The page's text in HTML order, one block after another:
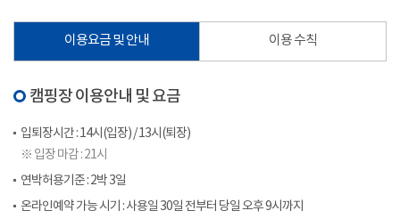
이용요금 및 안내 이용 수칙
캠핑장 이용안내 및 요금
입퇴장시간 : 14시(입장) / 13시(퇴장)
※ 입장 마감 : 21시
연박허용기준 : 2박 3일
온라인예약 가능 시기 : 사용일 30일 전부터 당일 오후 9시까지